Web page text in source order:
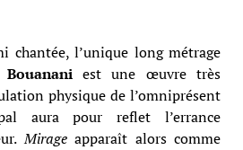
chantée, l’unique long métrage
est une œuvre très
physique de l’omniprésent
aura pour reflet l’errance
Mirageapparaît alors comme